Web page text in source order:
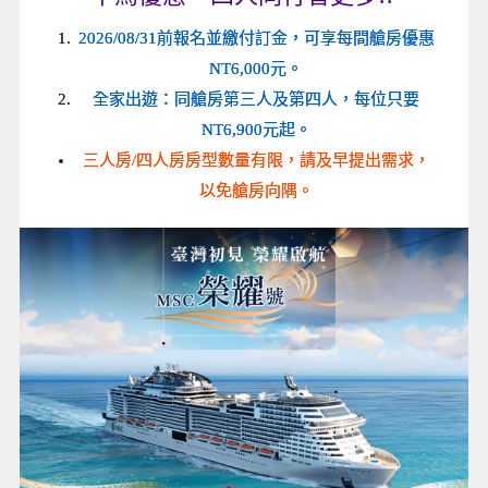
2026/08/31前報名並繳付訂金，可享每間艙房優惠
NT6,000元。
全家出遊：同艙房第三人及第四人，每位只要
NT6,900元起。
三人房/四人房房型數量有限，請及早提出需求，
以免艙房向隅。